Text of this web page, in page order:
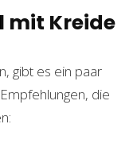
mit Kreide
gibt es ein paar
die